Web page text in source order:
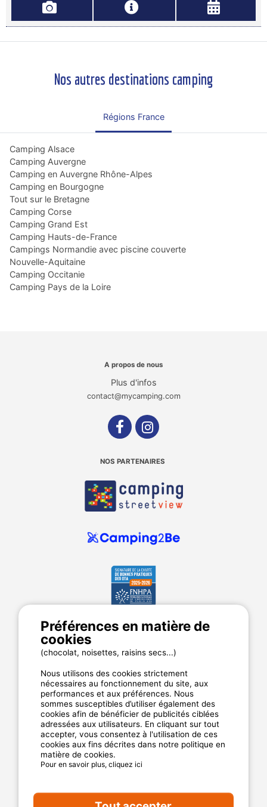
Nos autres destinations camping
Régions France
Camping Alsace
Camping Auvergne
Camping en Auvergne Rhône-Alpes
Camping en Bourgogne
Tout sur le Bretagne
Camping Corse
Camping Grand Est
Camping Hauts-de-France
Campings Normandie avec piscine couverte
Nouvelle-Aquitaine
Camping Occitanie
Camping Pays de la Loire
A propos de nous
Plus d'infos
contact@mycamping.com
NOS PARTENAIRES
Annuaire des campings
CGU du site
Plan de site
Cookies
Charte de confidentialité
La garantie MyCamping.com
Préférences en matière de
cookies
(chocolat, noisettes, raisins secs...)
Nous utilisons des cookies strictement
nécessaires au fonctionnement du site, aux
performances et aux préférences. Nous
sommes susceptibles d’utiliser également des
cookies afin de bénéficier de publicités ciblées
adressées aux utilisateurs. En cliquant sur tout
accepter, vous consentez à l'utilisation de ces
cookies aux fins décrites dans notre politique en
matière de cookies.
Pour en savoir plus, cliquez ici